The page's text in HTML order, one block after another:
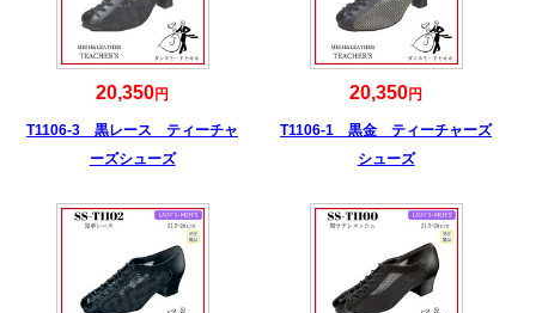
20,350円
T1106-3 黒レース ティーチャ
ーズシューズ
20,350円
T1106-1 黒金 ティーチャーズ
シューズ